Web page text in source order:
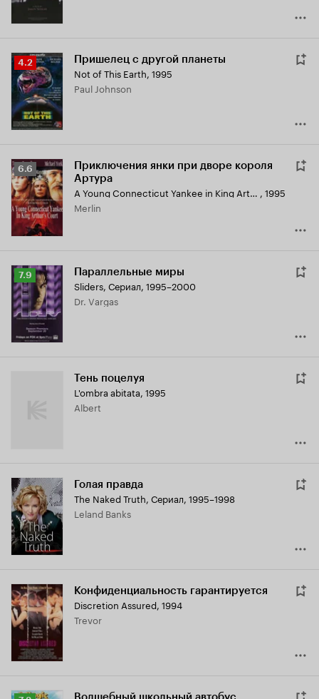
Рейтинг
Кинопоиска
4.2
4.2 Пришелец с другой планеты
Not of This Earth, 1995
Paul Johnson
Рейтинг
Кинопоиска
6.6
6.6
Приключения янки при дворе короля
Артура
A Young Connecticut Yankee in King Arthur's Court , 1995
Merlin
Рейтинг
Кинопоиска
7.9
7.9 Параллельные миры
Sliders, Сериал, 1995–2000
Dr. Vargas
Тень поцелуя
L'ombra abitata, 1995
Albert
Голая правда
The Naked Truth, Сериал, 1995–1998
Leland Banks
Конфиденциальность гарантируется
Discretion Assured, 1994
Trevor